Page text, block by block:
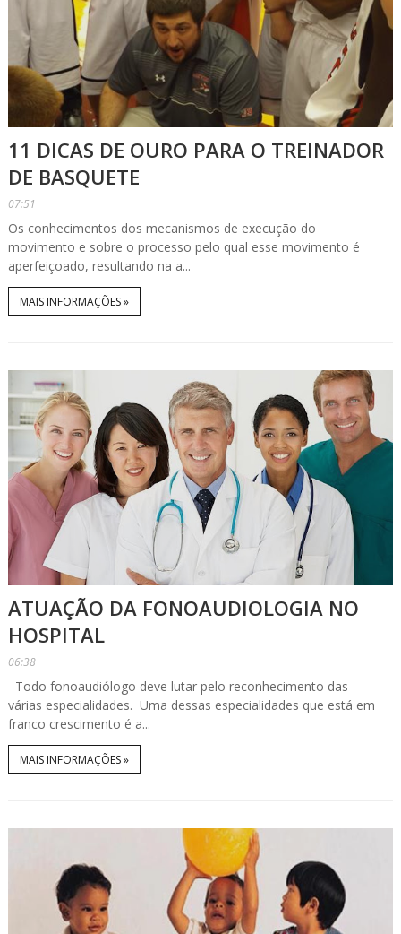
11 DICAS DE OURO PARA O TREINADOR
DE BASQUETE
07:51
Os conhecimentos dos mecanismos de execução do
movimento e sobre o processo pelo qual esse movimento é
aperfeiçoado, resultando na a...
MAIS INFORMAÇÕES »
ATUAÇÃO DA FONOAUDIOLOGIA NO
HOSPITAL
06:38
Todo fonoaudiólogo deve lutar pelo reconhecimento das
várias especialidades. Uma dessas especialidades que está em
franco crescimento é a...
MAIS INFORMAÇÕES »